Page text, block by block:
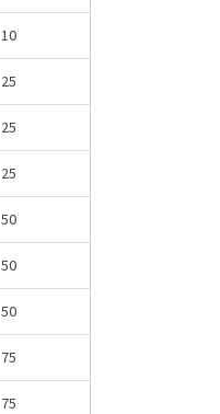
10
25
25
25
50
50
50
75
75